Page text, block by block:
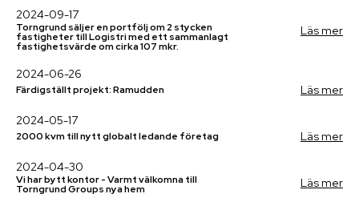
2024-09-17
Torngrund säljer en portfölj om 2 stycken
fastigheter till Logistri med ett sammanlagt
fastighetsvärde om cirka 107 mkr.
Läs mer
2024-06-26
Färdigställt projekt: Ramudden Läs mer
2024-05-17
2000 kvm till nytt globalt ledande företag Läs mer
2024-04-30
Vi har bytt kontor - Varmt välkomna till
Torngrund Groups nya hem Läs mer